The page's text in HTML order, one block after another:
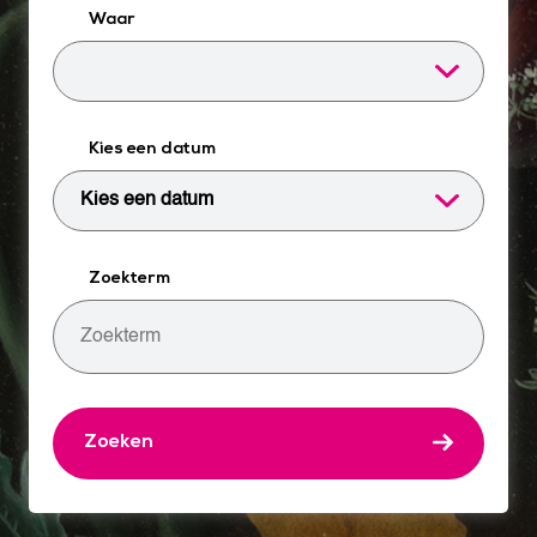
Waar
Kies een datum
Zoekterm
Zoeken